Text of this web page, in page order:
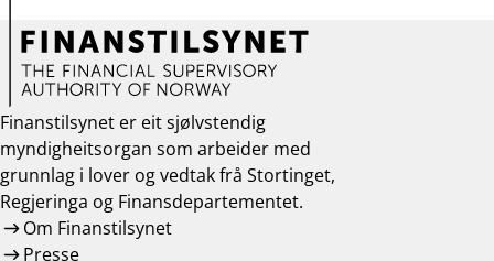
Finanstilsynet er eit sjølvstendig
myndigheitsorgan som arbeider med
grunnlag i lover og vedtak frå Stortinget,
Regjeringa og Finansdepartementet.
Om Finanstilsynet
Presse